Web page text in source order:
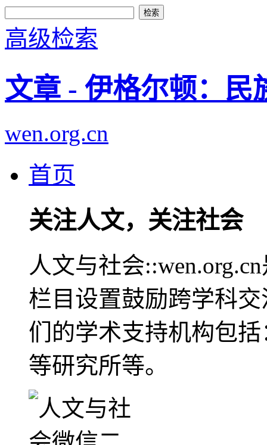
高级检索
文章 - 伊格尔顿：民
wen.org.cn
首页
关注人文，关注社会
人文与社会
栏目设置鼓励跨学科
们的学术支持机构包
等研究所等。